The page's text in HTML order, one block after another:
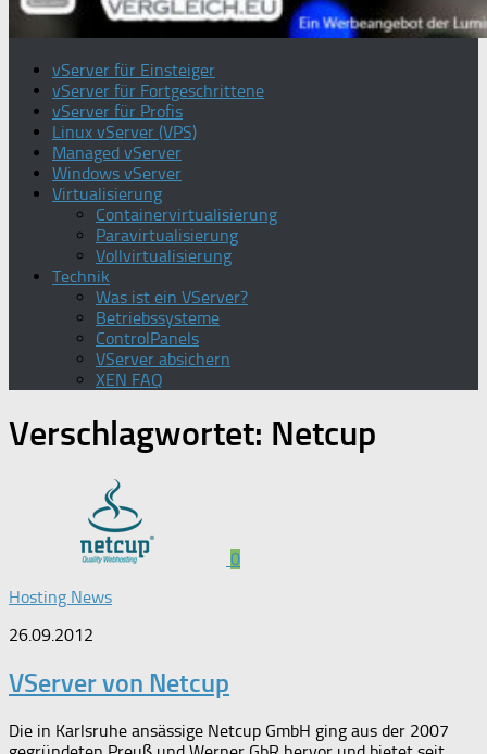
vServer für Einsteiger
vServer für Fortgeschrittene
vServer für Profis
Linux vServer (VPS)
Managed vServer
Windows vServer
Virtualisierung
Containervirtualisierung
Paravirtualisierung
Vollvirtualisierung
Technik
Was ist ein VServer?
Betriebssysteme
ControlPanels
VServer absichern
XEN FAQ
Verschlagwortet: Netcup
0
Hosting News
26.09.2012
VServer von Netcup
Die in Karlsruhe ansässige Netcup GmbH ging aus der 2007